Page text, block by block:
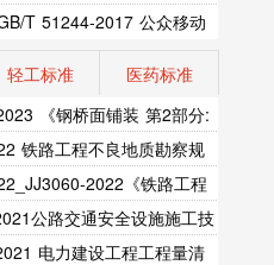
T 51244-2017 公众移动
程技术规范
轻工标准
医药标准
《钢桥面铺装 第2部分:
铁路工程不良地质勘察规
2022《铁路工程
程》公路交通安全设施施工技
电力建设工程工程量清